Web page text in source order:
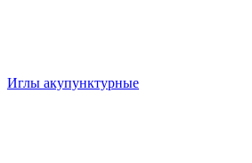
Иглы акупунктурные